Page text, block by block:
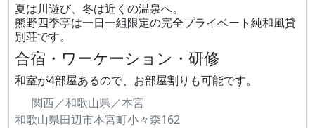
夏は川遊び、冬は近くの温泉へ。
熊野四季亭は一日一組限定の完全プライベート純和風貸
別荘です。
合宿・ワーケーション・研修
和室が4部屋あるので、お部屋割りも可能です。
関西／和歌山県／本宮
和歌山県田辺市本宮町小々森162